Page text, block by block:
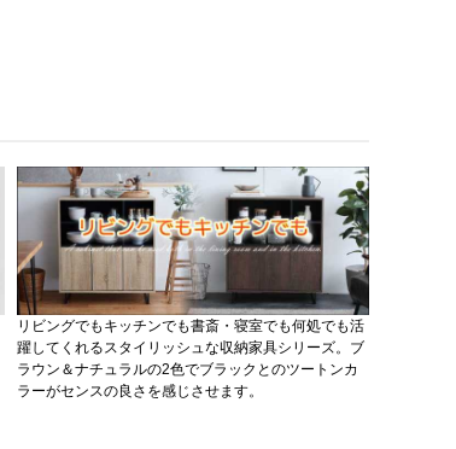
リビングでもキッチンでも書斎・寝室でも何処でも活
躍してくれるスタイリッシュな収納家具シリーズ。ブ
ラウン＆ナチュラルの2色でブラックとのツートンカ
ラーがセンスの良さを感じさせます。